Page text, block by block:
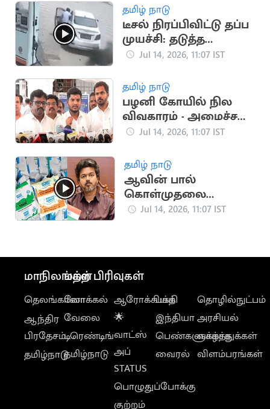
தமிழ் நாடு
டீசல் நிரப்பிவிட்டு தப்ப
முயச்சி: தடுத்த
ஊழியரை காரோடு
கொடூரம்
Jul 14, 2026, 11:07 IST
தமிழ் நாடு
பழனி கோயில் நில
விவகாரம் - அமைச்சர்
ரமேஷ் விளக்கம்
Jul 14, 2026, 11:07 IST
தமிழ் நாடு
ஆவின் பால்
கொள்முதலை
அதிகரிக்க முதல்வர்
Jul 14, 2026, 11:07 IST
மாநிலங்கள்
தெலங்கானா
ஆந்திர
பிரதேசம்
தமிழ்நாடு
மற்ற பிரிவுகள்
லோக்கல்
வேலை
டிரெண்டிங்
தமிழ்நாடு
ஆரோக்கியம்
🌟
வாட்ஸ்
அப்
STATUS
பொழுதுப்போக்கு
குற்றம்
பக்தி
இந்தியா
பெண்களுக்காக
வைரல்
தொழில்நுட்பம்
அரசியல்
வாழ்த்துக்கள்
விளம்பரங்கள்